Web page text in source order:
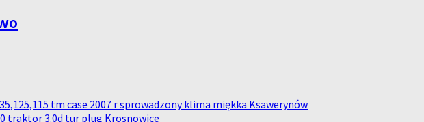
tm case 2007 r sprowadzony klima miękka Ksawerynów
traktor 3.0d tur plug Krosnowice